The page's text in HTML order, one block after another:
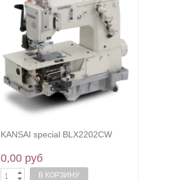
KANSAI special BLX2202CW
0,00 руб
В КОРЗИНУ